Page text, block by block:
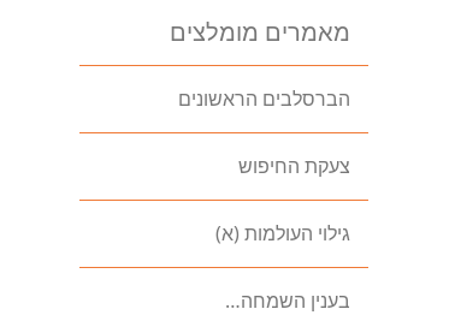
מאמרים מומלצים
הברסלבים הראשונים
צעקת החיפוש
גילוי העולמות (א)
בענין השמחה…